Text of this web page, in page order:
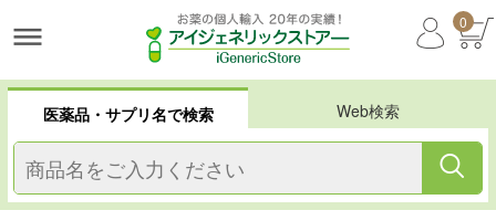
0
医薬品・サプリ名で検索 Web検索